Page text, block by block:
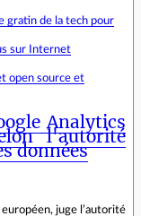
gratin de la tech pour
sur Internet
open source et
Analytics
l'autorité
données
juge l’autorité